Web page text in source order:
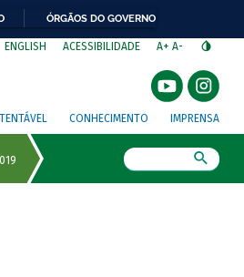
ÓRGÃOS DO GOVERNO
ENGLISH ACESSIBILIDADE A+ A-
CONHECIMENTO IMPRENSA